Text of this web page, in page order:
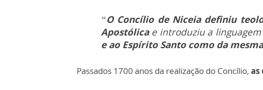
“O Concílio de Niceia definiu
Apostólicae introduziu a linguagem
e ao Espírito Santo como da
Passados 1700 anos da realização do Concílio, as